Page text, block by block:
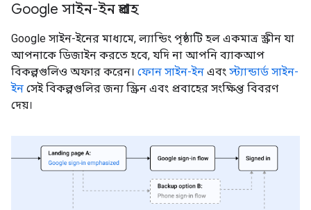
Google সাইন-ইন প্রবাহ
Google সাইন-ইনের মাধ্যমে, ল্যান্ডিং পৃষ্ঠাটি হল একমাত্র স্ক্রীন যা
আপনাকে ডিজাইন করতে হবে, যদি না আপনি ব্যাকআপ
বিকল্পগুলিও অফার করেন। ফোন সাইন-ইন এবং স্ট্যান্ডার্ড সাইন-
ইন সেই বিকল্পগুলির জন্য স্ক্রিন এবং প্রবাহের সংক্ষিপ্ত বিবরণ
দেয়।